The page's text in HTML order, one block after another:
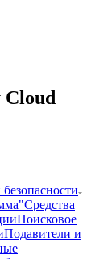
Cloud
Средства
Поисковое
Подавители и